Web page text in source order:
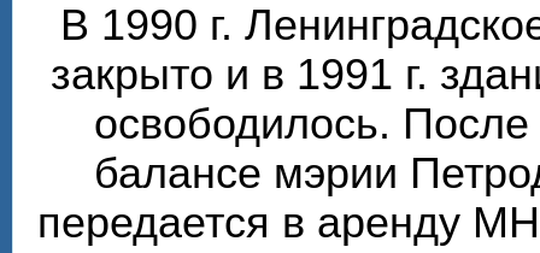
В 1990 г.
закрыто и в 1991 г.
освободилось. После
балансе мэрии
передается в аренду